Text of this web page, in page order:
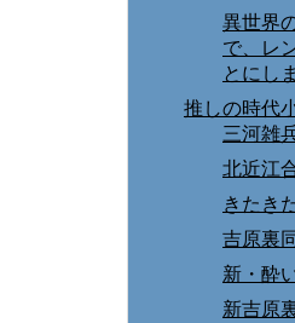
異世界
で、レ
とにし
推しの時代
三河雑
北近江
きたき
吉原裏
新・酔
新吉原